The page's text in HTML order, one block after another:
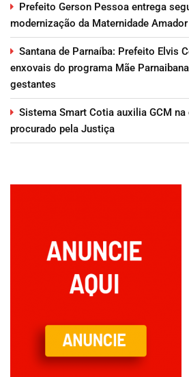
Prefeito Gerson Pessoa entrega
modernização da Maternidade
Santana de Parnaíba: Prefeito Elvis
enxovais do programa Mãe
gestantes
Sistema Smart Cotia auxilia GCM
procurado pela Justiça